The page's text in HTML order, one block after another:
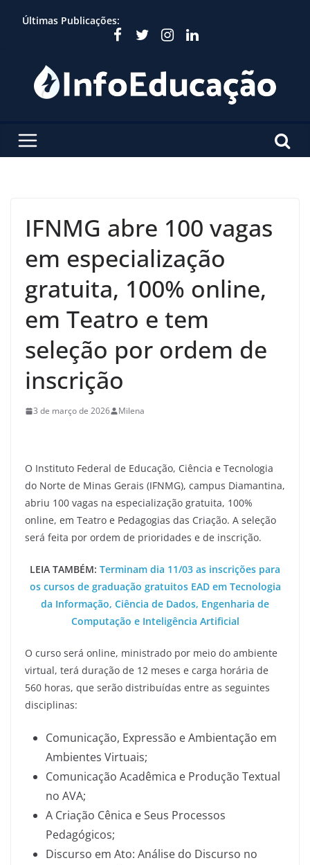
Últimas Publicações:
IFNMG abre 100 vagas
em especialização
gratuita, 100% online,
em Teatro e tem
seleção por ordem de
inscrição
3 de março de 2026 Milena
O Instituto Federal de Educação, Ciência e Tecnologia
do Norte de Minas Gerais (IFNMG), campus Diamantina,
abriu 100 vagas na especialização gratuita, 100%
online, em Teatro e Pedagogias das Criação. A seleção
será feita por ordem de prioridades e de inscrição.
LEIA TAMBÉM: Terminam dia 11/03 as inscrições para
os cursos de graduação gratuitos EAD em Tecnologia
da Informação, Ciência de Dados, Engenharia de
Computação e Inteligência Artificial
O curso será online, ministrado por meio do ambiente
virtual, terá duração de 12 meses e carga horária de
560 horas, que serão distribuídas entre as seguintes
disciplinas:
Comunicação, Expressão e Ambientação em
Ambientes Virtuais;
Comunicação Acadêmica e Produção Textual
no AVA;
A Criação Cênica e Seus Processos
Pedagógicos;
Discurso em Ato: Análise do Discurso no